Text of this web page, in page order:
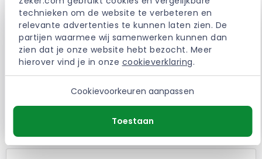
technieken om de website te verbeteren en
relevante advertenties te kunnen laten zien. De
partijen waarmee wij samenwerken kunnen dan
zien dat je onze website hebt bezocht. Meer
hierover vind je in onze cookieverklaring.
Cookievoorkeuren aanpassen
Toestaan
gebruiken en moest eerst een nieuwe verzekering
afsluiten. Het verzoek is afgewezen omdat ze zeiden
dat de woonruimte die ik huur kantoorruimte zou zijn.
Dit is gewoon via Camelot gehuurd en is gewoon
woonruimte. Voordat ze lopen te schreeuwen kunnen
ze toch eerst even informeren bij de Gemeente?? Ik
wil hier nooit meer mijn verzekering afsluiten!!!!
MARJOLEIN. – Soerendonk – 13-04-2016